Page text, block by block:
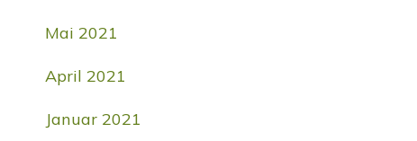
Mai 2021
April 2021
Januar 2021